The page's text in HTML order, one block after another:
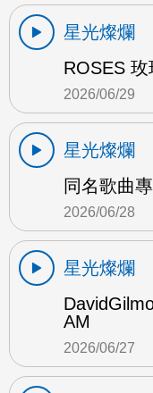
星光燦爛
ROSES
2026/06/29
星光燦爛
同名歌曲
2026/06/28
星光燦爛
AM
2026/06/27